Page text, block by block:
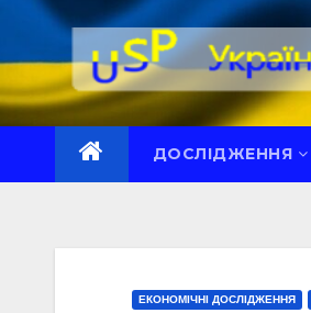
Перейти
вмісту
ДОСЛІДЖЕННЯ
ЕКОНОМІЧНІ ДОСЛІДЖЕННЯ